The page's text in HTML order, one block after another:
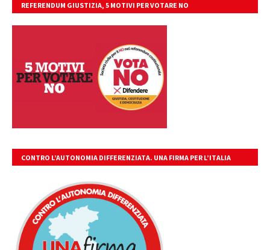
REFERENDUM GIUSTIZIA, 5 MOTIVI PER VOTARE NO
CONTRO L’AUTONOMIA DIFFERENZIATA. UNA FIRMA PER L’ITALIA